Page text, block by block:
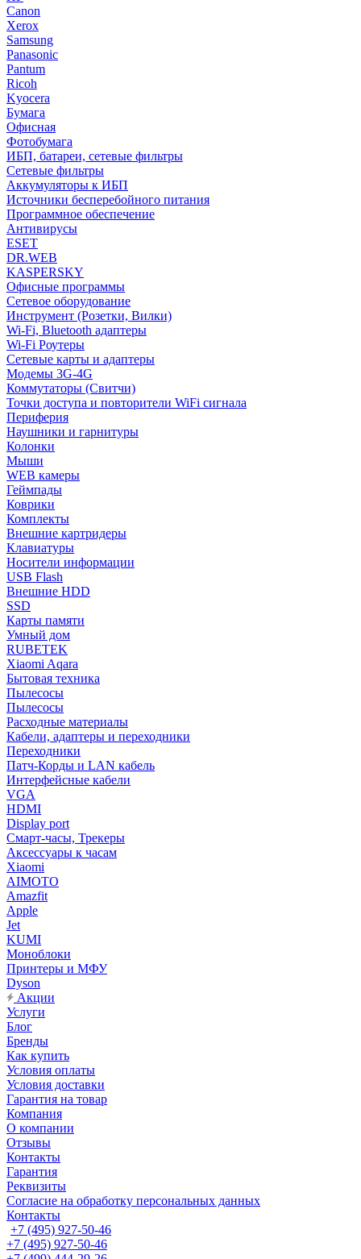
Canon
Xerox
Samsung
Panasonic
Pantum
Ricoh
Kyocera
Бумага
Офисная
Фотобумага
ИБП, батареи, сетевые фильтры
Сетевые фильтры
Аккумуляторы к ИБП
Источники бесперебойного питания
Программное обеспечение
Антивирусы
ESET
DR.WEB
KASPERSKY
Офисные программы
Сетевое оборудование
Инструмент (Розетки, Вилки)
Wi-Fi, Bluetooth адаптеры
Wi-Fi Роутеры
Сетевые карты и адаптеры
Модемы 3G-4G
Коммутаторы (Свитчи)
Точки доступа и повторители WiFi сигнала
Периферия
Наушники и гарнитуры
Колонки
Мыши
WEB камеры
Геймпады
Коврики
Комплекты
Внешние картридеры
Клавиатуры
Носители информации
USB Flash
Внешние HDD
SSD
Карты памяти
Умный дом
RUBETEK
Xiaomi Aqara
Бытовая техника
Пылесосы
Пылесосы
Расходные материалы
Кабели, адаптеры и переходники
Переходники
Патч-Корды и LAN кабель
Интерфейсные кабели
VGA
HDMI
Display port
Смарт-часы, Трекеры
Аксессуары к часам
Xiaomi
AIMOTO
Amazfit
Apple
Jet
KUMI
Моноблоки
Принтеры и МФУ
Dyson
Акции
Услуги
Блог
Бренды
Как купить
Условия оплаты
Условия доставки
Гарантия на товар
Компания
О компании
Отзывы
Контакты
Гарантия
Реквизиты
Согласие на обработку персональных данных
Контакты
+7 (495) 927-50-46
+7 (495) 927-50-46